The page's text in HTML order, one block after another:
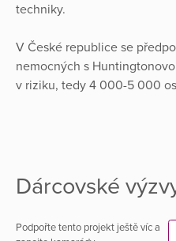
techniky.
V České republice se
nemocných s
v riziku, tedy 4 000-5 000
Dárcovské
Podpořte tento projekt ještě víc a